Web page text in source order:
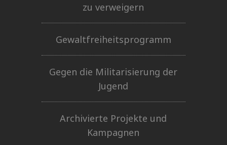
zu verweigern
Gewaltfreiheitsprogramm
Gegen die Militarisierung der
Jugend
Archivierte Projekte und
Kampagnen